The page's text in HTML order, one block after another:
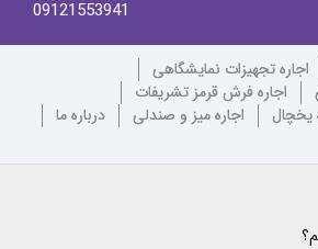
09121553941
اجاره تجهیزات نمایشگاهی
اجاره فرش قرمز تشریفات
یخچال اجاره میز و صندلی
درباره ما